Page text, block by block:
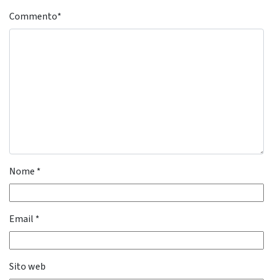
Commento*
Nome *
Email *
Sito web